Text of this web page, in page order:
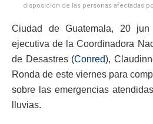
disposición de las personas afectadas
Ciudad de Guatemala, 20 jun
ejecutiva de la Coordinadora
de Desastres (Conred),
Ronda de este viernes para
sobre las emergencias
lluvias.